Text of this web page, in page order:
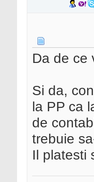
Da de ce
Si da,
la PP ca
de
trebuie
Il platesti